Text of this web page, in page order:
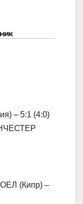
– 5:1 (4:0)
(Кипр) –